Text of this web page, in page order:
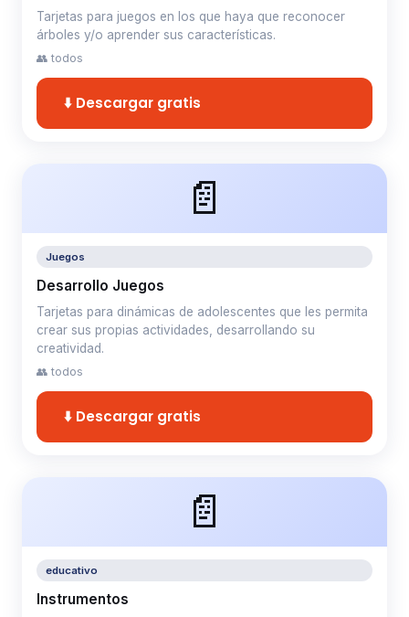
Tarjetas para juegos en los que haya que reconocer
árboles y/o aprender sus características.
👥 todos
⬇️ Descargar gratis
📄
Juegos
Desarrollo Juegos
Tarjetas para dinámicas de adolescentes que les permita
crear sus propias actividades, desarrollando su
creatividad.
👥 todos
⬇️ Descargar gratis
📄
educativo
Instrumentos